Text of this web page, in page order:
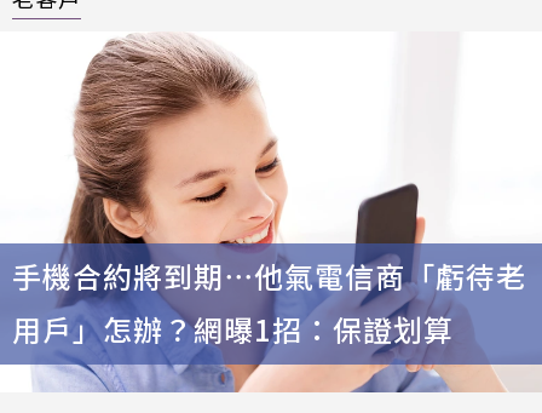
手機合約將到期⋯他氣電信商「虧待老
用戶」怎辦？網曝1招：保證划算